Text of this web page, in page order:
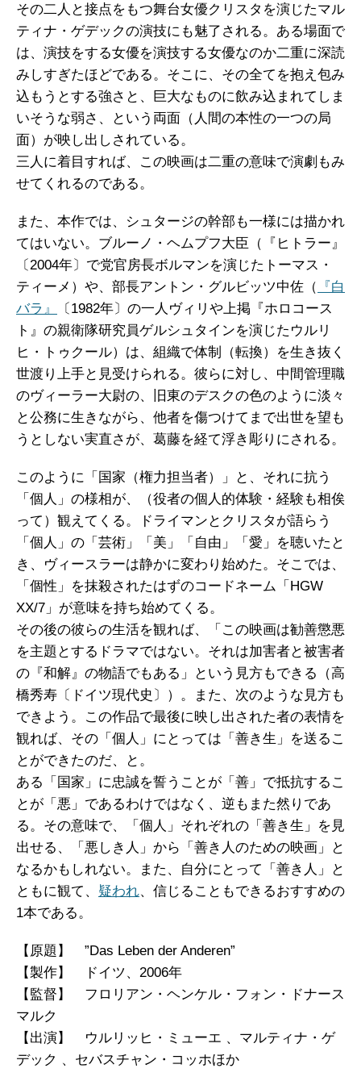
その二人と接点をもつ舞台女優クリスタを演じたマル
ティナ・ゲデックの演技にも魅了される。ある場面で
は、演技をする女優を演技する女優なのか二重に深読
みしすぎたほどである。そこに、その全てを抱え包み
込もうとする強さと、巨大なものに飲み込まれてしま
いそうな弱さ、という両面（人間の本性の一つの局
面）が映し出しされている。
三人に着目すれば、この映画は二重の意味で演劇もみ
せてくれるのである。
また、本作では、シュタージの幹部も一様には描かれ
てはいない。ブルーノ・ヘムプフ大臣（『ヒトラー』
〔2004年〕で党官房長ボルマンを演じたトーマス・
ティーメ）や、部長アントン・グルビッツ中佐（
『白
バラ』
〔1982年〕の一人ヴィリや上掲『ホロコース
ト』の親衛隊研究員ゲルシュタインを演じたウルリ
ヒ・トゥクール）は、組織で体制（転換）を生き抜く
世渡り上手と見受けられる。彼らに対し、中間管理職
のヴィーラー大尉の、旧東のデスクの色のように淡々
と公務に生きながら、他者を傷つけてまで出世を望も
うとしない実直さが、葛藤を経て浮き彫りにされる。
このように「国家（権力担当者）」と、それに抗う
「個人」の様相が、（役者の個人的体験・経験も相俟
って）観えてくる。ドライマンとクリスタが語らう
「個人」の「芸術」「美」「自由」「愛」を聴いたと
き、ヴィースラーは静かに変わり始めた。そこでは、
「個性」を抹殺されたはずのコードネーム「HGW
XX/7」が意味を持ち始めてくる。
その後の彼らの生活を観れば、「この映画は勧善懲悪
を主題とするドラマではない。それは加害者と被害者
の『和解』の物語でもある」という見方もできる（高
橋秀寿〔ドイツ現代史〕）。また、次のような見方も
できよう。この作品で最後に映し出された者の表情を
観れば、その「個人」にとっては「善き生」を送るこ
とができたのだ、と。
ある「国家」に忠誠を誓うことが「善」で抵抗するこ
とが「悪」であるわけではなく、逆もまた然りであ
る。その意味で、「個人」それぞれの「善き生」を見
出せる、「悪しき人」から「善き人のための映画」と
なるかもしれない。また、自分にとって「善き人」と
ともに観て、 疑われ、信じることもできるおすすめの
1本である。
【原題】 ”Das Leben der Anderen”
【製作】 ドイツ、2006年
【監督】 フロリアン・ヘンケル・フォン・ドナース
マルク
【出演】 ウルリッヒ・ミューエ 、マルティナ・ゲ
デック 、セバスチャン・コッホほか